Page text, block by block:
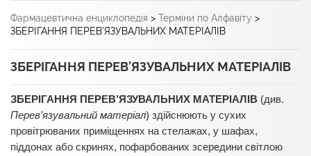
Фармацевтична енциклопедія > Терміни по Алфавіту >
ЗБЕРІГАННЯ ПЕРЕВ’ЯЗУВАЛЬНИХ МАТЕРІАЛІВ
ЗБЕРІГАННЯ ПЕРЕВ’ЯЗУВАЛЬНИХ МАТЕРІАЛІВ
ЗБЕРІГАННЯ ПЕРЕВ’ЯЗУВАЛЬНИХ МАТЕРІАЛІВ (див.
Перев’язувальний матеріал) здійснюють у сухих
провітрюваних приміщеннях на стелажах, у шафах,
піддонах або скринях, пофарбованих зсередини світлою